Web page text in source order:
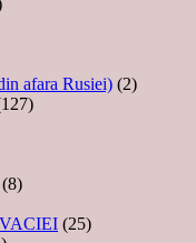
afara Rusiei) (2)
(8)
(25)